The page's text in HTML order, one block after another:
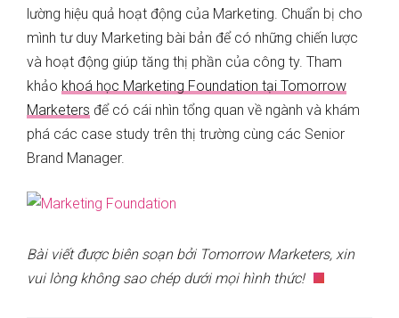
lường hiệu quả hoạt động của Marketing. Chuẩn bị cho
mình tư duy Marketing bài bản để có những chiến lược
và hoạt động giúp tăng thị phần của công ty. Tham
khảo khoá học Marketing Foundation tại Tomorrow
Marketers để có cái nhìn tổng quan về ngành và khám
phá các case study trên thị trường cùng các Senior
Brand Manager.
Bài viết được biên soạn bởi Tomorrow Marketers, xin
vui lòng không sao chép dưới mọi hình thức!